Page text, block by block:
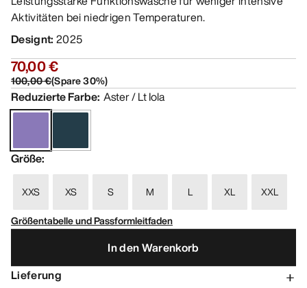
Aktivitäten bei niedrigen Temperaturen.
Designt: 2025
70,00 €
100,00 €(Spare30%)
Reduzierte Farbe: Aster / Lt Iola
Größe:
XXS XS S M L XL
XXL
Größentabelle und Passformleitfaden
In den Warenkorb
Lieferung